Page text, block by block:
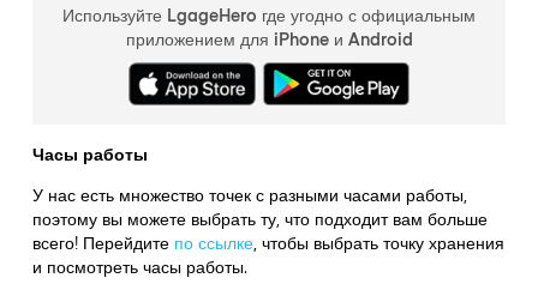
Используйте LgageHero где угодно с официальным
приложением для iPhone и Android
Часы работы
У нас есть множество точек с разными часами работы,
поэтому вы можете выбрать ту, что подходит вам больше
всего! Перейдите по ссылке,чтобы выбрать точку хранения
и посмотреть часы работы.